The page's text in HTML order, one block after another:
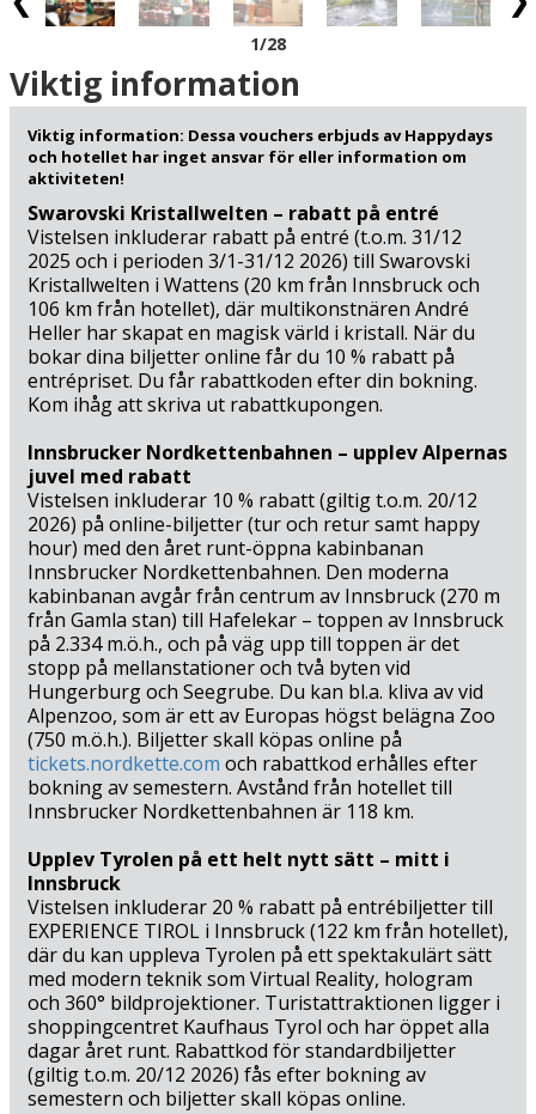
och fiskeområden och på Hotel Bräurup finner du också
en välsorterad butik med sportfiskeutrustning – om du
skulle få lust att prova fiskelyckan. Naturupplevelserna
som väntar här vid foten av Österrikes största
nationalpark Hohe Tauern hör också utan tvivel till en av
kontinentens största: Se fram emot panoramakörturen
över passen mellan Österrikes högsta alptoppar
Grossglockner och Grossvenediger. Upplev också de
mäktiga Kaprundammarna, de brusande och
vattenångande Krimmlervattenfallen samt vyerna från
Kitzbühelalperna, som du enkelt och lätt seglar upp till
via linbanan från Hollersbach (5 km). Se fram emot en
trevlig sommarsemester i Österrike – perfekt också för
en aktiv vandringssemester!
1/28
Viktig information
Viktig information: Dessa vouchers erbjuds av Happydays
och hotellet har inget ansvar för eller information om
aktiviteten!
Swarovski Kristallwelten – rabatt på entré
Vistelsen inkluderar rabatt på entré (t.o.m. 31/12
2025 och i perioden 3/1-31/12 2026) till Swarovski
Kristallwelten i Wattens (20 km från Innsbruck och
106 km från hotellet), där multikonstnären André
Heller har skapat en magisk värld i kristall. När du
bokar dina biljetter online får du 10 % rabatt på
entrépriset. Du får rabattkoden efter din bokning.
Kom ihåg att skriva ut rabattkupongen.
Innsbrucker Nordkettenbahnen – upplev Alpernas
juvel med rabatt
Vistelsen inkluderar 10 % rabatt (giltig t.o.m. 20/12
2026) på online-biljetter (tur och retur samt happy
hour) med den året runt-öppna kabinbanan
Innsbrucker Nordkettenbahnen. Den moderna
kabinbanan avgår från centrum av Innsbruck (270 m
från Gamla stan) till Hafelekar – toppen av Innsbruck
på 2.334 m.ö.h., och på väg upp till toppen är det
stopp på mellanstationer och två byten vid
Hungerburg och Seegrube. Du kan bl.a. kliva av vid
Alpenzoo, som är ett av Europas högst belägna Zoo
(750 m.ö.h.). Biljetter skall köpas online på
tickets.nordkette.com och rabattkod erhålles efter
bokning av semestern. Avstånd från hotellet till
Innsbrucker Nordkettenbahnen är 118 km.
Upplev Tyrolen på ett helt nytt sätt – mitt i
Innsbruck
Vistelsen inkluderar 20 % rabatt på entrébiljetter till
EXPERIENCE TIROL i Innsbruck (122 km från hotellet),
där du kan uppleva Tyrolen på ett spektakulärt sätt
med modern teknik som Virtual Reality, hologram
och 360° bildprojektioner. Turistattraktionen ligger i
shoppingcentret Kaufhaus Tyrol och har öppet alla
dagar året runt. Rabattkod för standardbiljetter
(giltig t.o.m. 20/12 2026) fås efter bokning av
semestern och biljetter skall köpas online.